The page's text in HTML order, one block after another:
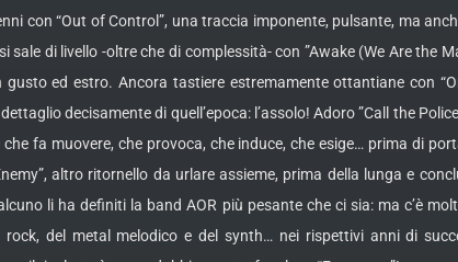
con “Out of Control”, una traccia imponente, pulsante, ma
di livello -oltre che di complessità- con ”Awake (We Are the
ed estro. Ancora tastiere estremamente ottantiane con
decisamente di quell’epoca: l’assolo! Adoro ”Call the
fa muovere, che provoca, che induce, che esige… prima di
altro ritornello da urlare assieme, prima della lunga e
li ha definiti la band AOR più pesante che ci sia: ma c’è
rock, del metal melodico e del synth… nei rispettivi anni di